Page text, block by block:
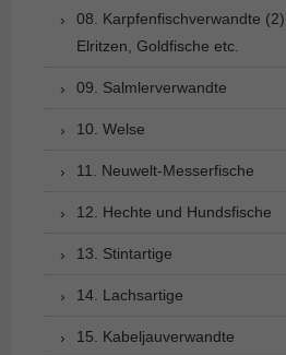
08. Karpfenfischverwandte
Elritzen, Goldfische etc.
09. Salmlerverwandte
10. Welse
11. Neuwelt-Messerfische
12. Hechte und Hundsfische
13. Stintartige
14. Lachsartige
15. Kabeljauverwandte